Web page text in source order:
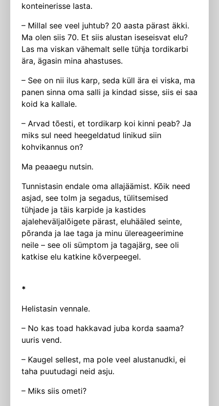
konteinerisse lasta.
– Millal see veel juhtub? 20 aasta pärast äkki.
Ma olen siis 70. Et siis alustan iseseisvat elu?
Las ma viskan vähemalt selle tühja tordikarbi
ära, ägasin mina ahastuses.
– See on nii ilus karp, seda küll ära ei viska, ma
panen sinna oma salli ja kindad sisse, siis ei saa
koid ka kallale.
– Arvad tõesti, et tordikarp koi kinni peab? Ja
miks sul need heegeldatud linikud siin
kohvikannus on?
Ma peaaegu nutsin.
Tunnistasin endale oma allajäämist. Kõik need
asjad, see tolm ja segadus, tülitsemised
tühjade ja täis karpide ja kastides
ajaleheväljalõigete pärast, eluhääled seinte,
põranda ja lae taga ja minu ülereageerimine
neile – see oli sümptom ja tagajärg, see oli
katkise elu katkine kõverpeegel.
*
Helistasin vennale.
– No kas toad hakkavad juba korda saama?
uuris vend.
– Kaugel sellest, ma pole veel alustanudki, ei
taha puutudagi neid asju.
– Miks siis ometi?